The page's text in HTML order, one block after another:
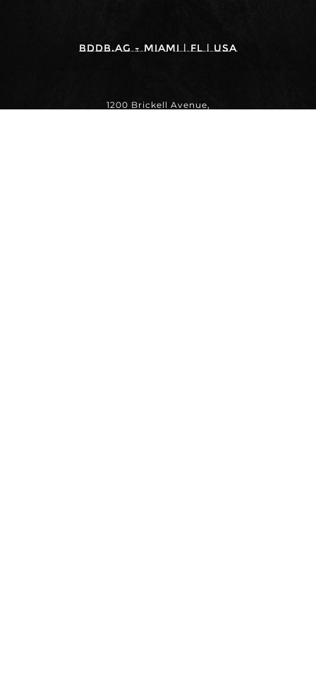
BDDB.ag - MIAMI | FL | USA
1200 Brickell Avenue,